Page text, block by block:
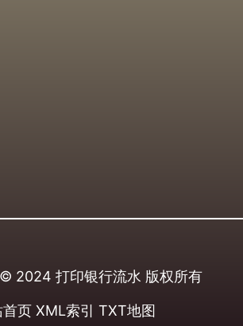
2024 打印银行流水 版权所有
首页 XML索引 TXT地图